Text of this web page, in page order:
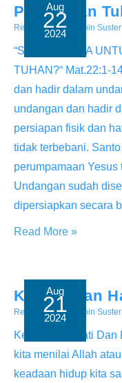
Aug
22
2024
Perjamuan
Renungan/ By Admin
“SIAPKAH KITA
TUHAN?“ Mat.22:1-
dan hadir dalam
undangan dan hadir
persiapan fisik dan
tidak terbebani.
perumpamaan
Undangan sudah
dipersiapkan secara
Perjamuan
Read More »
Aug
21
2024
Kemurahan
Renungan/ By Admin
Kemurahan Hati Dan
kita menilai Allah
keadaan hidup kita